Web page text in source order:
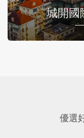
城開國
優選